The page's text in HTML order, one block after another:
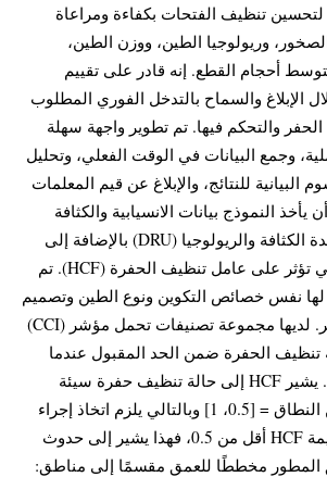
لتحسين تنظيف الفتحات بكفاءة ومراعاة
وريولوجيا الطين، ووزن الطين،
أحجام القطع. إنه قادر على تقييم
الإبلاغ والسماح بالتدخل الفوري المطلوب
والتحكم فيها. تم تطوير واجهة سهلة
وجمع البيانات في الوقت الفعلي، وتحليل
البيانية للنتائج، والإبلاغ عن قيم المعلمات
النموذج بيانات الانسيابية والكثافة
بشكل مستقل من وحدة الكثافة والريولوجيا (DRU) بالإضافة إلى
المعلمات المؤثرة التي تؤثر على عامل تنظيف الحفرة (HCF). تم
لها نفس خصائص التكوين ونوع الطين وتصميم
البئر وملف مسار البئر. لديها مجموعة تصنيفات تحمل مؤشر (CCI)
حالة تنظيف الحفرة ضمن الحد المقبول عندما
يكون HCF أكبر من 1. يشير HCF إلى حالة تنظيف حفرة سيئة
عندما يقع HCF ضمن النطاق = [0.5، 1] وبالتالي يلزم اتخاذ إجراء
تصحيحي. إذا كانت قيمة HCF أقل من 0.5، فهذا يشير إلى حدوث
المطور مخططًا للعمق مقسمًا إلى مناطق: